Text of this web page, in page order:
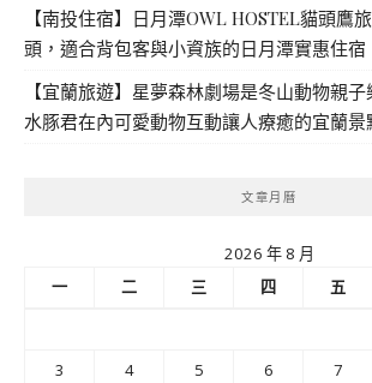
【南投住宿】日月潭OWL HOSTEL貓頭鷹
頭，適合背包客與小資族的日月潭實惠住宿
【宜蘭旅遊】星夢森林劇場是冬山動物親
水豚君在內可愛動物互動讓人療癒的宜蘭景
文章月曆
2026 年 8 月
一
二 三 四 五
3
4 5 6 7